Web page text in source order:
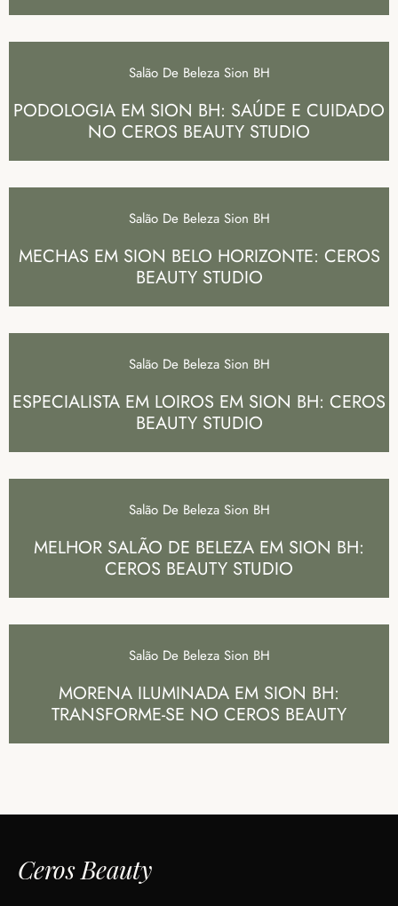
Salão De Beleza Sion BH
PODOLOGIA EM SION BH: SAÚDE E CUIDADO
NO CEROS BEAUTY STUDIO
Salão De Beleza Sion BH
MECHAS EM SION BELO HORIZONTE: CEROS
BEAUTY STUDIO
Salão De Beleza Sion BH
ESPECIALISTA EM LOIROS EM SION BH: CEROS
BEAUTY STUDIO
Salão De Beleza Sion BH
MELHOR SALÃO DE BELEZA EM SION BH:
CEROS BEAUTY STUDIO
Salão De Beleza Sion BH
MORENA ILUMINADA EM SION BH:
TRANSFORME-SE NO CEROS BEAUTY
Ceros Beauty